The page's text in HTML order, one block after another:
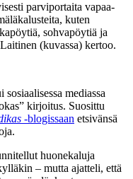
parviportaita vapaa-
kuten
sohvapöytiä ja
(kuvassa) kertoo.
mediassa
kirjoitus. Suosittu
-blogissaan etsivänsä
huonekaluja
– mutta ajatteli, että